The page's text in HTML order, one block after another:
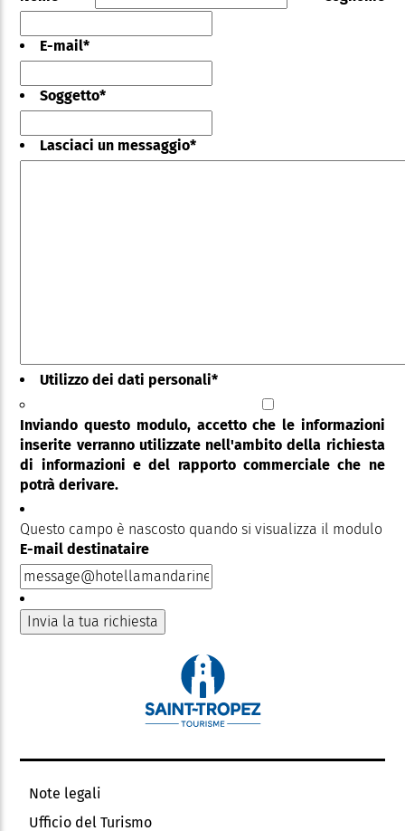
E-mail*
Soggetto*
Lasciaci un messaggio*
Utilizzo dei dati personali*
Inviando questo modulo, accetto che le informazioni
inserite verranno utilizzate nell'ambito della richiesta
di informazioni e del rapporto commerciale che ne
potrà derivare.
Questo campo è nascosto quando si visualizza il modulo
E-mail destinataire
Note legali
Ufficio del Turismo